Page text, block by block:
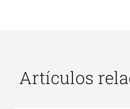
Artículos